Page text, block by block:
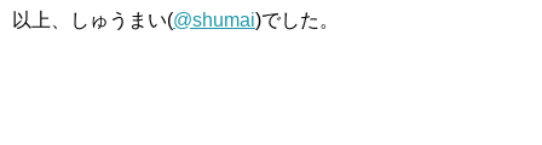
以上、しゅうまい(@shumai)でした。